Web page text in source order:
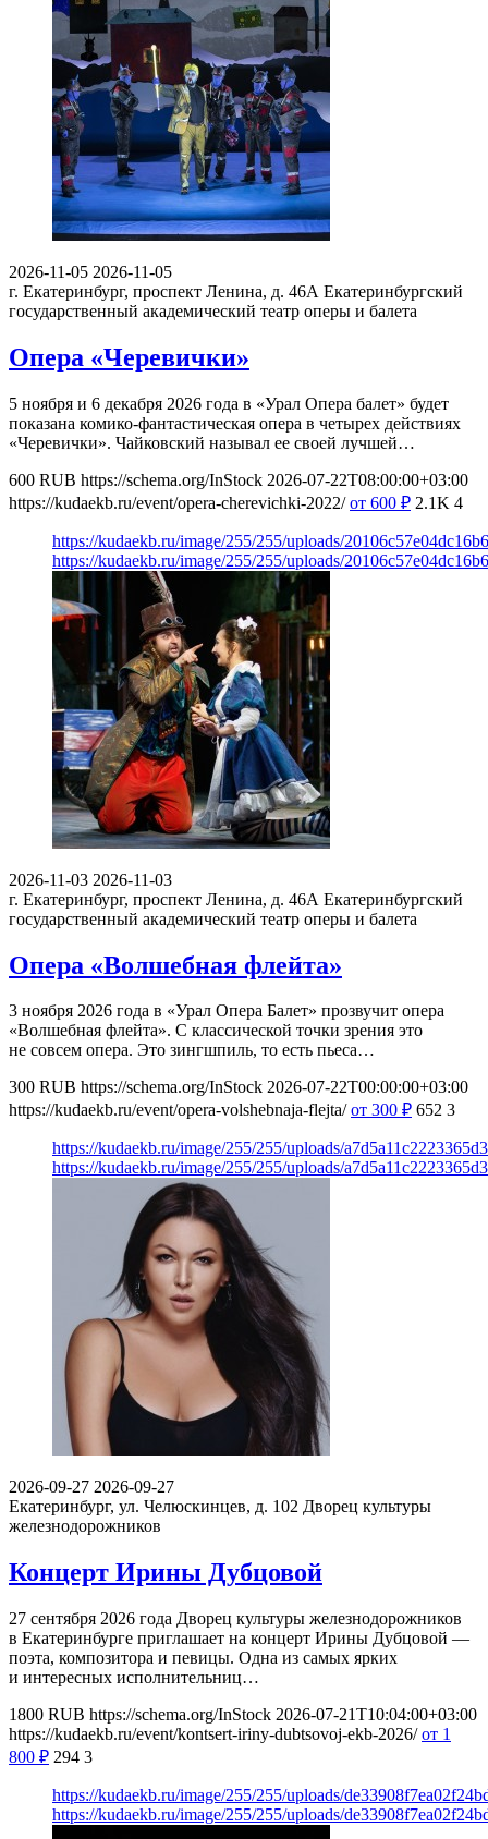
2026-11-05 2026-11-05
г. Екатеринбург, проспект Ленина, д. 46А Екатеринбургский
государственный академический театр оперы и балета
Опера «Черевички»
5 ноября и 6 декабря 2026 года в «Урал Опера балет» будет
показана комико-фантастическая опера в четырех действиях
«Черевички». Чайковский называл ее своей лучшей…
600 RUB https://schema.org/InStock 2026-07-22T08:00:00+03:00
https://kudaekb.ru/event/opera-cherevichki-2022/ от 600 ₽ 2.1K 4
https://kudaekb.ru/image/255/255/uploads/
https://kudaekb.ru/image/255/255/uploads/
2026-11-03 2026-11-03
г. Екатеринбург, проспект Ленина, д. 46А Екатеринбургский
государственный академический театр оперы и балета
Опера «Волшебная флейта»
3 ноября 2026 года в «Урал Опера Балет» прозвучит опера
«Волшебная флейта». С классической точки зрения это
не совсем опера. Это зингшпиль, то есть пьеса…
300 RUB https://schema.org/InStock 2026-07-22T00:00:00+03:00
https://kudaekb.ru/event/opera-volshebnaja-flejta/ от 300 ₽ 652 3
https://kudaekb.ru/image/255/255/uploads/
https://kudaekb.ru/image/255/255/uploads/
2026-09-27 2026-09-27
Екатеринбург, ул. Челюскинцев, д. 102 Дворец культуры
железнодорожников
Концерт Ирины Дубцовой
27 сентября 2026 года Дворец культуры железнодорожников
в Екатеринбурге приглашает на концерт Ирины Дубцовой —
поэта, композитора и певицы. Одна из самых ярких
и интересных исполнительниц…
1800 RUB https://schema.org/InStock 2026-07-21T10:04:00+03:00
https://kudaekb.ru/event/kontsert-iriny-dubtsovoj-ekb-2026/ от 1
800 ₽ 294 3
https://kudaekb.ru/image/255/255/uploads/
https://kudaekb.ru/image/255/255/uploads/